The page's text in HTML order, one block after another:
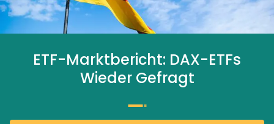
ETF-Marktbericht: DAX-ETFs
Wieder Gefragt